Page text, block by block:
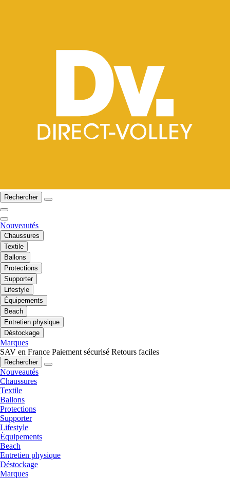
Rechercher
Nouveautés
Chaussures
Textile
Ballons
Protections
Supporter
Lifestyle
Équipements
Beach
Entretien physique
Déstockage
Marques
SAV en France Paiement sécurisé Retours faciles
Rechercher
Nouveautés
Chaussures
Textile
Ballons
Protections
Supporter
Lifestyle
Équipements
Beach
Entretien physique
Déstockage
Marques